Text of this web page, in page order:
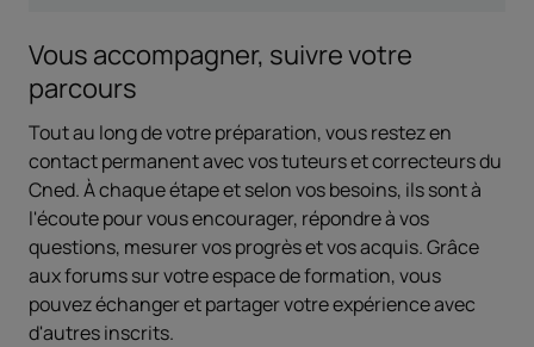
Vous accompagner, suivre votre
parcours
Tout au long de votre préparation, vous restez en
contact permanent avec vos tuteurs et correcteurs du
Cned. À chaque étape et selon vos besoins, ils sont à
l'écoute pour vous encourager, répondre à vos
questions, mesurer vos progrès et vos acquis. Grâce
aux forums sur votre espace de formation, vous
pouvez échanger et partager votre expérience avec
d'autres inscrits.